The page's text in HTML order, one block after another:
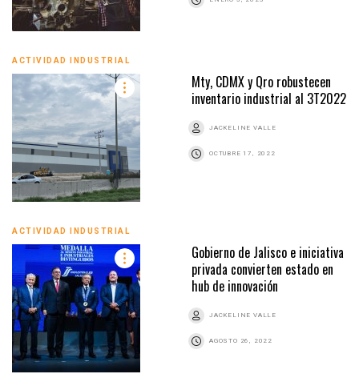
ACTIVIDAD INDUSTRIAL
Mty, CDMX y Qro robustecen
inventario industrial al 3T2022
JACKELINE VALLE
OCTUBRE 17, 2022
ACTIVIDAD INDUSTRIAL
Gobierno de Jalisco e iniciativa
privada convierten estado en
hub de innovación
JACKELINE VALLE
AGOSTO 26, 2022